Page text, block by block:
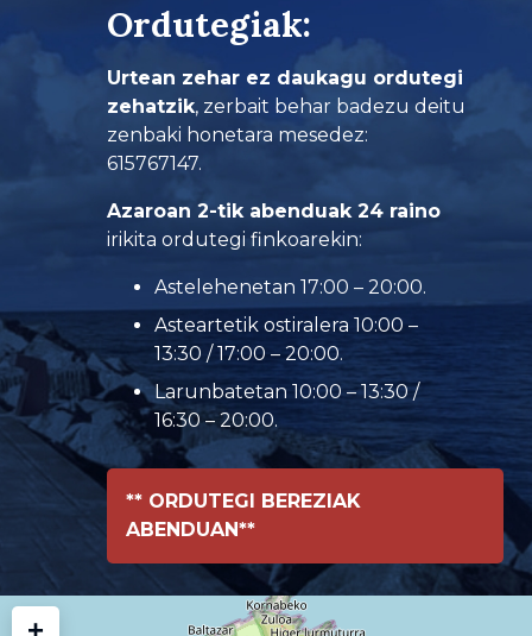
Ordutegiak:
Urtean zehar ez daukagu ordutegi
zehatzik, zerbait behar badezu deitu
zenbaki honetara mesedez:
615767147.
Azaroan 2-tik abenduak 24 raino
irikita ordutegi finkoarekin:
Astelehenetan 17:00 – 20:00.
Asteartetik ostiralera 10:00 –
13:30 / 17:00 – 20:00.
Larunbatetan 10:00 – 13:30 /
16:30 – 20:00.
** ORDUTEGI BEREZIAK
ABENDUAN**